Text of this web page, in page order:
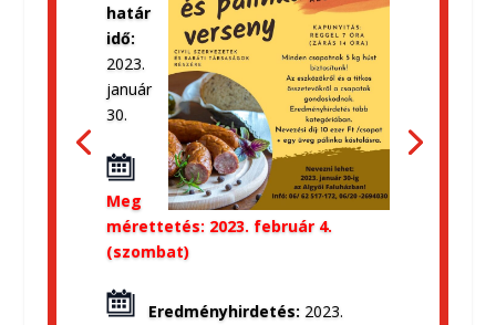
határ
idő:
2023.
január
30.
Meg
mérettetés: 2023. február 4.
(szombat)
Eredményhirdetés: 2023.